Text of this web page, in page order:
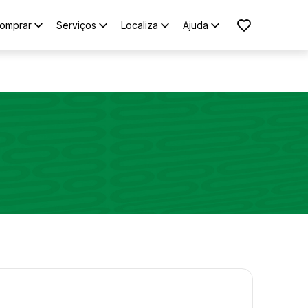
Serviços Localiza Ajuda